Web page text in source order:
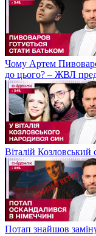
Чому Артем
до цього? – ЖВЛ
Віталій Козловський
Потап знайшов